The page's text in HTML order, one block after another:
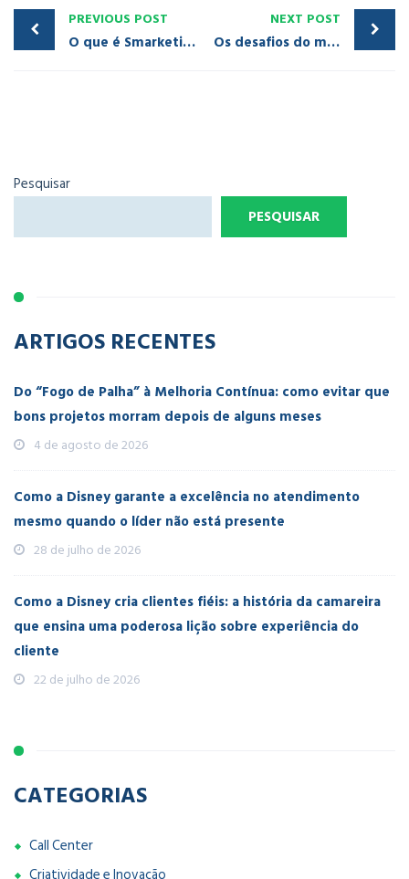
PREVIOUS POST
O que é Smarketing? Entenda porque vendas e marketing devem trabalhar juntos
NEXT POST
Os desafios do marketing na era da dispersão
Pesquisar
PESQUISAR
ARTIGOS RECENTES
Do “Fogo de Palha” à Melhoria Contínua: como evitar que
bons projetos morram depois de alguns meses
4 de agosto de 2026
Como a Disney garante a excelência no atendimento
mesmo quando o líder não está presente
28 de julho de 2026
Como a Disney cria clientes fiéis: a história da camareira
que ensina uma poderosa lição sobre experiência do
cliente
22 de julho de 2026
CATEGORIAS
Call Center